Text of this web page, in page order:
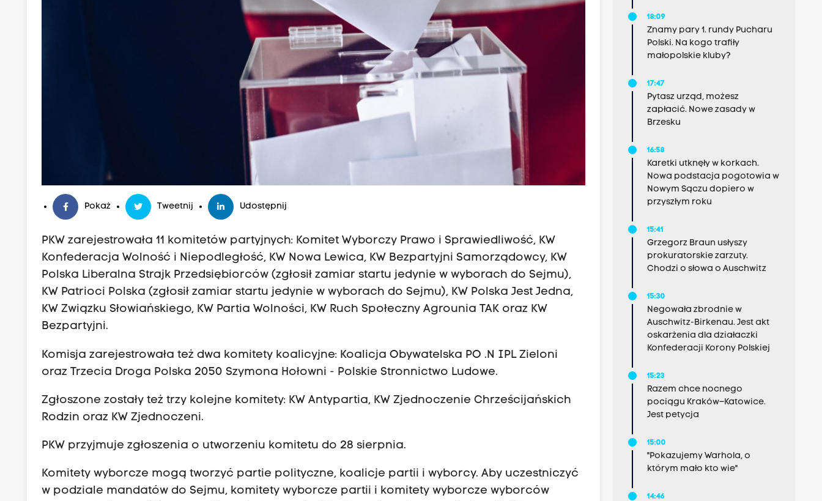
Pokaż Tweetnij Udostępnij
PKW zarejestrowała 11 komitetów partyjnych: Komitet Wyborczy Prawo i Sprawiedliwość, KW
Konfederacja Wolność i Niepodległość, KW Nowa Lewica, KW Bezpartyjni Samorządowcy, KW
Polska Liberalna Strajk Przedsiębiorców (zgłosił zamiar startu jedynie w wyborach do Sejmu),
KW Patrioci Polska (zgłosił zamiar startu jedynie w wyborach do Sejmu), KW Polska Jest Jedna,
KW Związku Słowiańskiego, KW Partia Wolności, KW Ruch Społeczny Agrounia TAK oraz KW
Bezpartyjni.
Komisja zarejestrowała też dwa komitety koalicyjne: Koalicja Obywatelska PO .N IPL Zieloni
oraz Trzecia Droga Polska 2050 Szymona Hołowni - Polskie Stronnictwo Ludowe.
Zgłoszone zostały też trzy kolejne komitety: KW Antypartia, KW Zjednoczenie Chrześcijańskich
Rodzin oraz KW Zjednoczeni.
PKW przyjmuje zgłoszenia o utworzeniu komitetu do 28 sierpnia.
Komitety wyborcze mogą tworzyć partie polityczne, koalicje partii i wyborcy. Aby uczestniczyć
w podziale mandatów do Sejmu, komitety wyborcze partii i komitety wyborcze wyborców
18:09
Znamy pary 1. rundy Pucharu
Polski. Na kogo trafiły
małopolskie kluby?
17:47
Pytasz urząd, możesz
zapłacić. Nowe zasady w
Brzesku
16:58
Karetki utknęły w korkach.
Nowa podstacja pogotowia w
Nowym Sączu dopiero w
przyszłym roku
15:41
Grzegorz Braun usłyszy
prokuratorskie zarzuty.
Chodzi o słowa o Auschwitz
15:30
Negowała zbrodnie w
Auschwitz-Birkenau. Jest akt
oskarżenia dla działaczki
Konfederacji Korony Polskiej
15:23
Razem chce nocnego
pociągu Kraków–Katowice.
Jest petycja
15:00
"Pokazujemy Warhola, o
którym mało kto wie"
14:46